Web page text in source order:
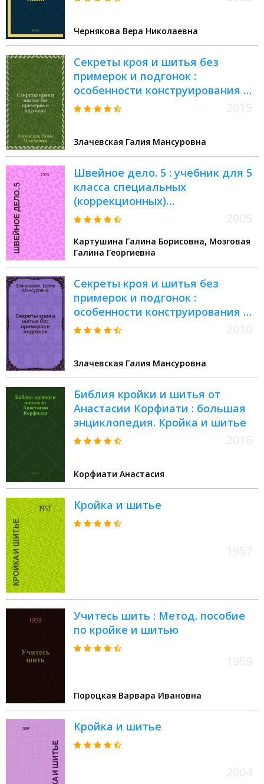
Чернякова Вера Николаевна
Секреты кроя и шитья без
примерок и подгонок :
особенности конструирования и
моделирования плечевых
Злачевская Галия Мансуровна
Швейное дело. 5 : учебник для 5
класса специальных
(коррекционных)
образовательных учреждений
Картушина Галина Борисовна, Мозговая
Галина Георгиевна
Секреты кроя и шитья без
примерок и подгонок :
особенности конструирования и
моделирования плечевых
Злачевская Галия Мансуровна
Библия кройки и шитья от
Анастасии Корфиати : большая
энциклопедия. Кройка и шитье
Корфиати Анастасия
Кройка и шитье
Учитесь шить : Метод. пособие
по кройке и шитью
Пороцкая Варвара Ивановна
Кройка и шитье